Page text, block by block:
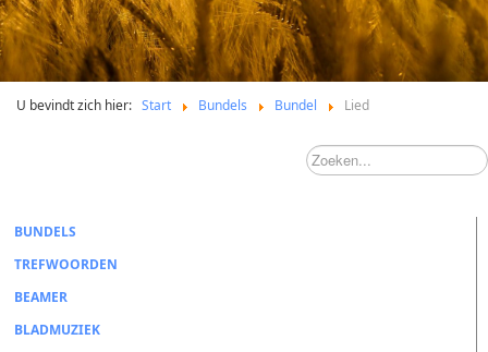
U bevindt zich hier: Start Bundels Bundel Lied
BUNDELS
TREFWOORDEN
BEAMER
BLADMUZIEK